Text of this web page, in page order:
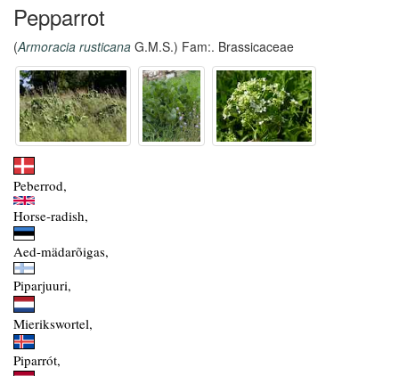
Pepparrot
(Armoracia rusticana G.M.S.) Fam:. Brassicaceae
Peberrod,
Horse-radish,
Aed-mädarõigas,
Piparjuuri,
Mierikswortel,
Piparrót,